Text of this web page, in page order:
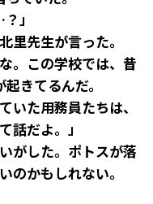
」
里先生が言った。
。この学校では、昔
きてるんだ。
いた用務員たちは、
話だよ。」
がした。ポトスが落
かもしれない――。